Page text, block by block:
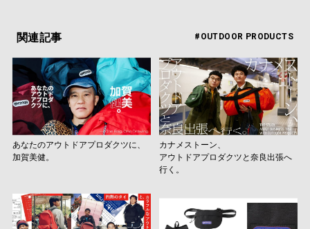
関連記事 #OUTDOOR PRODUCTS
あなたのアウトドアプロダクツに、
加賀美健。
カナメストーン、
アウトドアプロダクツと奈良出張へ
行く。